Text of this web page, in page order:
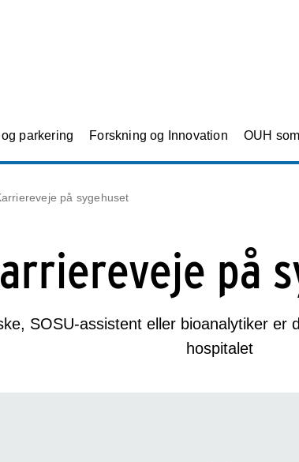
parkering Forskning og Innovation OUH
på sygehuset
på
SOSU-assistent eller bioanalytiker er
hospitalet